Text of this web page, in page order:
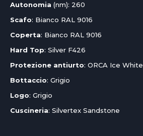
Autonomia (nm): 260
Scafo: Bianco RAL 9016
Coperta: Bianco RAL 9016
Hard Top: Silver F426
Protezione antiurto: ORCA Ice White
Bottaccio: Grigio
Logo: Grigio
Cuscineria: Silvertex Sandstone